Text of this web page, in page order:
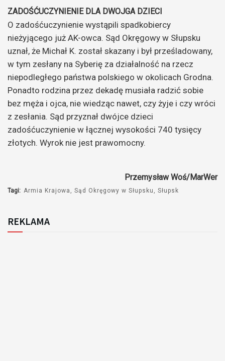
ZADOŚĆUCZYNIENIE DLA DWOJGA DZIECI
O zadośćuczynienie wystąpili spadkobiercy
nieżyjącego już AK-owca. Sąd Okręgowy w Słupsku
uznał, że Michał K. został skazany i był prześladowany,
w tym zesłany na Syberię za działalność na rzecz
niepodległego państwa polskiego w okolicach Grodna.
Ponadto rodzina przez dekadę musiała radzić sobie
bez męża i ojca, nie wiedząc nawet, czy żyje i czy wróci
z zesłania. Sąd przyznał dwójce dzieci
zadośćuczynienie w łącznej wysokości 740 tysięcy
złotych. Wyrok nie jest prawomocny.
Przemysław Woś/MarWer
Tagi: Armia Krajowa Sąd Okręgowy w Słupsku Słupsk
REKLAMA